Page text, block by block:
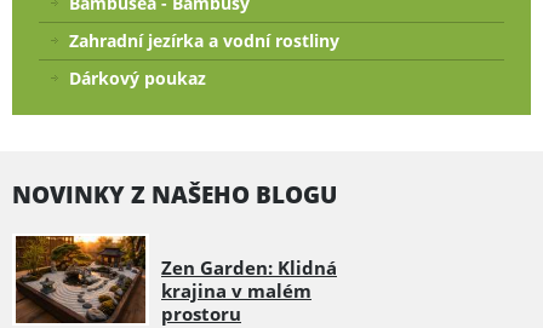
Zahradní jezírka a vodní rostliny
Dárkový poukaz
NOVINKY Z NAŠEHO BLOGU
Zen Garden: Klidná
krajina v malém
prostoru